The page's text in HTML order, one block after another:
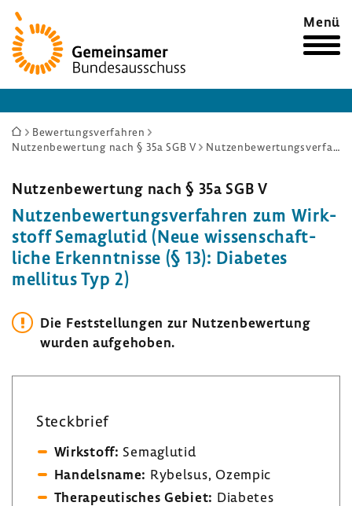
Zur
Startseite
Menü
Sie
sind
Bewertungsverfahren
Nutzenbewertung nach § 35a SGB V
Nutzenbewertungsverfahren zum Wirkstoff Semaglutid (Neue wissenschaftliche Erkenntnisse (§ 13): Diabetes mellitus Typ 2)
Nutzen­be­wer­tung nach § 35a SGB V
Nutzen­be­wer­tungs­ver­fahren zum Wirk­
stoff Sema­glutid (Neue wissen­schaft­
liche Erkennt­nisse (§ 13): Diabetes
mellitus Typ 2)
Die Fest­stel­lungen zur Nutzen­be­wer­tung
wurden aufge­hoben.
Steck­brief
Wirk­stoff: Sema­glutid
Handels­name: Rybelsus, Ozempic
Thera­peu­ti­sches Gebiet: Diabetes